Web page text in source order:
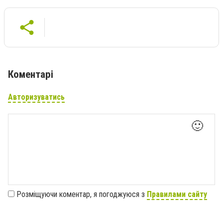
Коментарі
Авторизуватись
🙂
Розміщуючи коментар, я погоджуюся з Правилами сайту